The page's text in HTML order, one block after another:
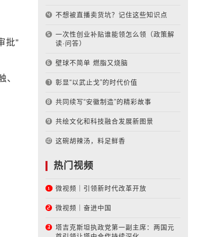
批”
、
不想被直播卖货坑？记住这些知识点
一次性创业补贴谁能领怎么领（政策解
读·问答）
壁球不简单 燃脂又烧脑
彰显“以武止戈”的时代价值
共同续写“安徽制造”的精彩故事
共绘文化和科技融合发展新图景
这碗胡辣汤，料足鲜香
热门视频
微视频｜引领新时代改革开放
微视频｜奋进中国
塔吉克斯坦执政党第一副主席：两国元